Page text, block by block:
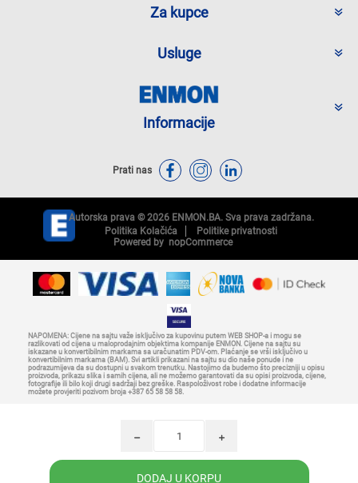
i
h
Za kupce
Usluge
Informacije
Prati nas
Autorska prava © 2026 ENMON.BA. Sva prava zadržana.
Politika Kolačića
Politike privatnosti
Powered by nopCommerce
NAPOMENA: Cijene na sajtu važe isključivo za kupovinu putem WEB SHOP-a i mogu se
razlikovati od cijena u maloprodajnim objektima kompanije ENMON. Cijene na sajtu su
iskazane u konvertibilnim markama sa uračunatim PDV-om. Plaćanje se vrši isključivo u
konvertibilnim markama (BAM). Svi artikli prikazani na sajtu su dio naše ponude i ne
podrazumijeva da su dostupni u svakom trenutku. Nastojimo da budemo što precizniji u opisu
proizvoda, prikazu slika i samih cijena, ali ne možemo garantovati da su opisi proizvoda, cijene,
fotografije ili bilo koji drugi sadržaji bez greške. Raspoloživost robe i dodatne informacije
možete provjeriti pozivom broja +387 65 58 58 58.